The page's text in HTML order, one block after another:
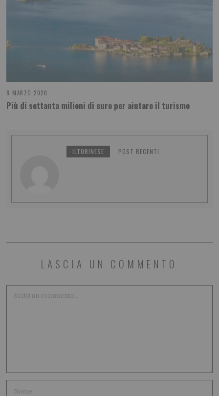
8 MARZO 2020
Più di settanta milioni di euro per aiutare il turismo
ILTORINESE POST RECENTI
LASCIA UN COMMENTO